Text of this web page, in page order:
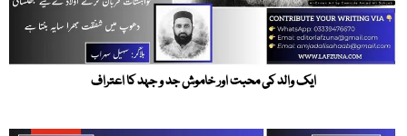
ایک والد کی محبت اور خاموش جد و جہد کا اعتراف